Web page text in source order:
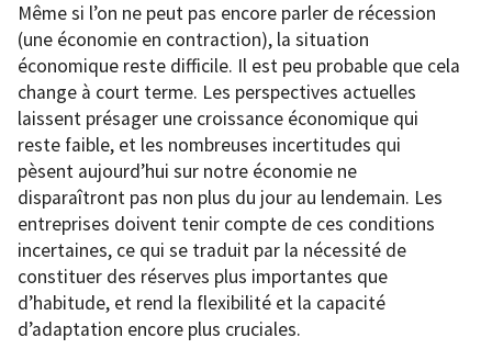
Même si l’on ne peut pas encore parler de récession
(une économie en contraction), la situation
économique reste difficile. Il est peu probable que cela
change à court terme. Les perspectives actuelles
laissent présager une croissance économique qui
reste faible, et les nombreuses incertitudes qui
pèsent aujourd’hui sur notre économie ne
disparaîtront pas non plus du jour au lendemain. Les
entreprises doivent tenir compte de ces conditions
incertaines, ce qui se traduit par la nécessité de
constituer des réserves plus importantes que
d’habitude, et rend la flexibilité et la capacité
d’adaptation encore plus cruciales.